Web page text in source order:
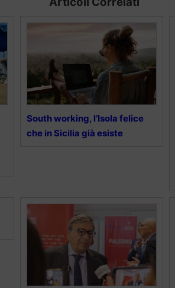
South working, l’Isola felice
che in Sicilia già esiste